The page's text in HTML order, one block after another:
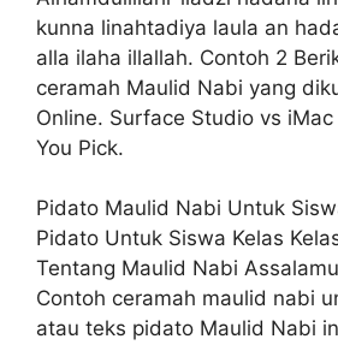
kunna linahtadiya laula an
alla ilaha illallah. Contoh 2
ceramah Maulid Nabi yang
Online. Surface Studio vs iMac
You Pick.
Pidato Maulid Nabi Untuk
Pidato Untuk Siswa Kelas
Tentang Maulid Nabi
Contoh ceramah maulid nabi
atau teks pidato Maulid Nabi